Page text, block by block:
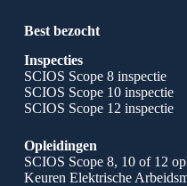
Best bezocht
Inspecties
SCIOS Scope 8 inspectie
SCIOS Scope 10 inspectie
SCIOS Scope 12 inspectie
Opleidingen
SCIOS Scope 8, 10 of 12
Keuren Elektrische